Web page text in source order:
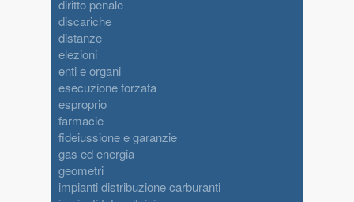
diritto penale
discariche
distanze
elezioni
enti e organi
esecuzione forzata
esproprio
farmacie
fideiussione e garanzie
gas ed energia
geometri
impianti distribuzione carburanti